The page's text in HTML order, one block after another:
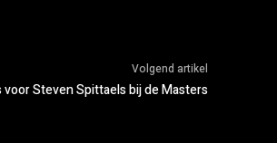
Volgend artikel
voor Steven Spittaels bij de Masters